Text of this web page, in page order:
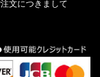
文につきまして